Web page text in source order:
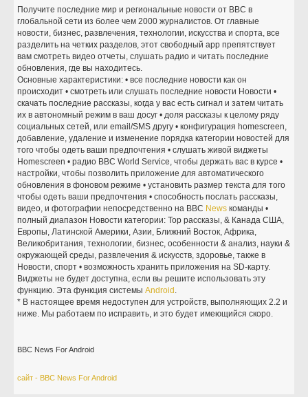
Получите последние мир и региональные новости от BBC в
глобальной сети из более чем 2000 журналистов. От главные
новости, бизнес, развлечения, технологии, искусства и спорта, все
разделить на четких разделов, этот свободный app препятствует
вам смотреть видео отчеты, слушать радио и читать последние
обновления, где вы находитесь.
Основные характеристики: • все последние новости как он
происходит • смотреть или слушать последние новости Новости •
скачать последние рассказы, когда у вас есть сигнал и затем читать
их в автономный режим в ваш досуг • доля рассказы к целому ряду
социальных сетей, или email/SMS другу • конфигурация homescreen,
добавление, удаление и изменение порядка категории новостей для
того чтобы одеть ваши предпочтения • слушать живой виджеты
Homescreen • радио BBC World Service, чтобы держать вас в курсе •
настройки, чтобы позволить приложение для автоматического
обновления в фоновом режиме • установить размер текста для того
чтобы одеть ваши предпочтения • способность послать рассказы,
видео, и фотографии непосредственно на BBC News команды •
полный диапазон Новости категории: Top рассказы, & Канада США,
Европы, Латинской Америки, Азии, Ближний Восток, Африка,
Великобритания, технологии, бизнес, особенности & анализ, науки &
окружающей среды, развлечения & искусств, здоровье, также в
Новости, спорт • возможность хранить приложения на SD-карту.
Виджеты не будет доступна, если вы решите использовать эту
функцию. Эта функция системыAndroid .
* В настоящее время недоступен для устройств, выполняющих 2.2 и
ниже. Мы работаем по исправить, и это будет имеющийся скоро.
BBC News For Android
сайт - BBC News For Android